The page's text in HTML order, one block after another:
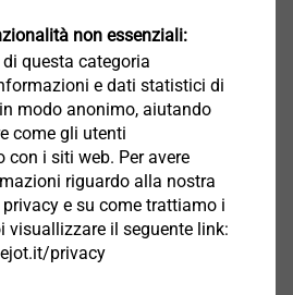
non essenziali:
questa categoria
e dati statistici di
modo anonimo, aiutando
come gli utenti
con i siti web. Per avere
riguardo alla nostra
e su come trattiamo i
visuallizzare il seguente link:
privacy